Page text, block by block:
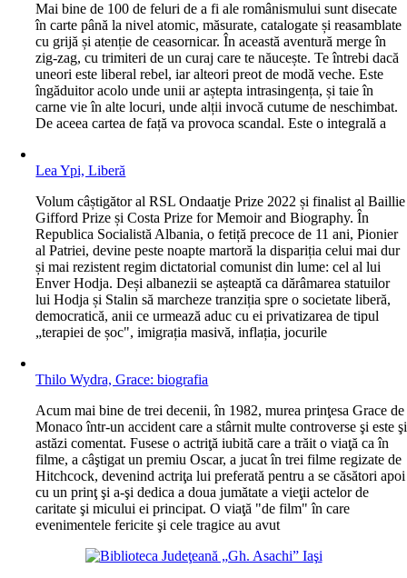
Mai bine de 100 de feluri de a fi ale românismului sunt disecate
în carte până la nivel atomic, măsurate, catalogate și reasamblate
cu grijă și atenție de ceasornicar. În această aventură merge în
zig-zag, cu trimiteri de un curaj care te năucește. Te întrebi dacă
uneori este liberal rebel, iar alteori preot de modă veche. Este
îngăduitor acolo unde unii ar aștepta intrasingența, și taie în
carne vie în alte locuri, unde alții invocă cutume de neschimbat.
De aceea cartea de față va provoca scandal. Este o integrală a
Lea Ypi, Liberă
Volum câștigător al RSL Ondaatje Prize 2022 și finalist al Baillie
Gifford Prize și Costa Prize for Memoir and Biography. În
Republica Socialistă Albania, o fetiță precoce de 11 ani, Pionier
al Patriei, devine peste noapte martoră la dispariția celui mai dur
și mai rezistent regim dictatorial comunist din lume: cel al lui
Enver Hodja. Deși albanezii se așteaptă ca dărâmarea statuilor
lui Hodja și Stalin să marcheze tranziția spre o societate liberă,
democratică, anii ce urmează aduc cu ei privatizarea de tipul
„terapiei de șoc", imigrația masivă, inflația, jocurile
Thilo Wydra, Grace: biografia
Acum mai bine de trei decenii, în 1982, murea prinţesa Grace de
Monaco într-un accident care a stârnit multe controverse şi este şi
astăzi comentat. Fusese o actriţă iubită care a trăit o viaţă ca în
filme, a câştigat un premiu Oscar, a jucat în trei filme regizate de
Hitchcock, devenind actriţa lui preferată pentru a se căsători apoi
cu un prinţ şi a-şi dedica a doua jumătate a vieţii actelor de
caritate şi micului ei principat. O viaţă "de film" în care
evenimentele fericite şi cele tragice au avut